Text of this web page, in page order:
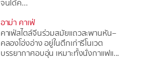
จนได้ค...
อาม่า คาเฟ่
คาเฟ่สไตล์จีนร่วมสมัยแถวสะพานหัน–
คลองโอ่งอ่าง อยู่ในตึกเก่ารีโนเวต
บรรยากาศอบอุ่น เหมาะทั้งนั่งกาแฟแ...